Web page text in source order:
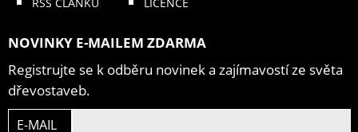
RSS ČLÁNKŮ
LICENCE
NOVINKY E-MAILEM ZDARMA
Registrujte se k odběru novinek a zajímavostí ze světa
dřevostaveb.
E-MAIL